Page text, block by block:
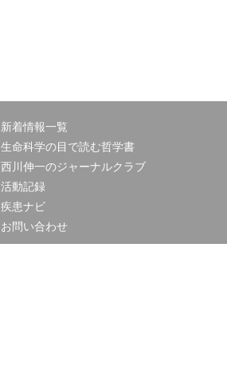
新着情報一覧
生命科学の目で読む哲学書
西川伸一のジャーナルクラブ
活動記録
疾患ナビ
お問い合わせ